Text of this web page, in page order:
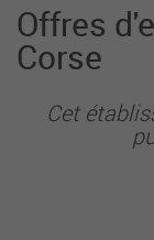
Offres
Corse
Cet